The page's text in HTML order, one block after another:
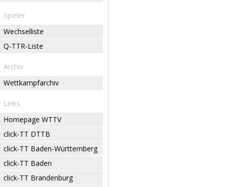
Spieler
Wechselliste
Q-TTR-Liste
Archiv
Wettkampfarchiv
Links
Homepage WTTV
click-TT DTTB
click-TT Baden-Württemberg
click-TT Baden
click-TT Brandenburg